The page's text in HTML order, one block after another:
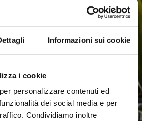
Informazioni sui cookie
i cookie
personalizzare contenuti ed
dei social media e per
Condividiamo inoltre